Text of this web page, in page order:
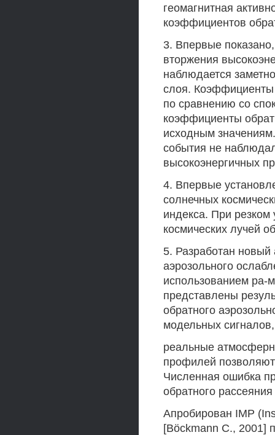
геомагнитная
коэффициентов
3. Впервые
вторжения
наблюдается
слоя. Коэффициенты
по сравнению со
коэффициенты
исходным
события не
высокоэнергичных
4. Впервые
солнечных
индекса. При резком
космических лучей
5. Разработан
аэрозольного
использованием ра-
представлены
обратного
модельных
реальные
профилей позволяют
Численная ошибка
обратного
Апробирован IMP
[Böckmann С., 2001]